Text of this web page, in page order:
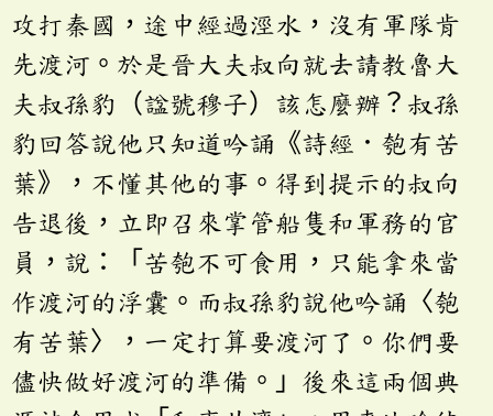
攻打秦國，途中經過涇水，沒有軍隊肯
先渡河。於是晉大夫叔向就去請教魯大
夫叔孫豹（諡號穆子）該怎麼辦？叔孫
豹回答說他只知道吟誦《詩經．匏有苦
葉》，不懂其他的事。得到提示的叔向
告退後，立即召來掌管船隻和軍務的官
員，說：「苦匏不可食用，只能拿來當
作渡河的浮囊。而叔孫豹說他吟誦〈匏
有苦葉〉，一定打算要渡河了。你們要
儘快做好渡河的準備。」後來這兩個典